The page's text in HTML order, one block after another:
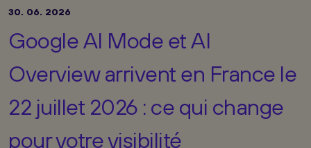
30. 06. 2026
Google AI Mode et AI
Overview arrivent en France le
22 juillet 2026 : ce qui change
pour votre visibilité